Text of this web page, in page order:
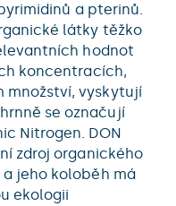
a pterinů.
látky těžko
hodnot
koncentracích,
množství, vyskytují
se označují
Nitrogen. DON
zdroj organického
jeho koloběh má
ekologii